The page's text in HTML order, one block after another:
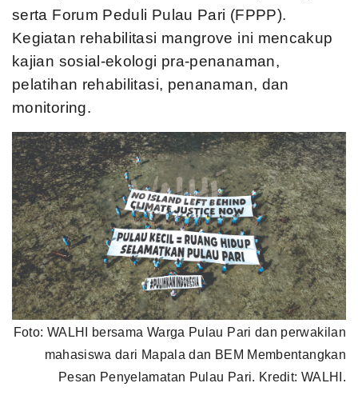
serta Forum Peduli Pulau Pari (FPPP).
Kegiatan rehabilitasi mangrove ini mencakup
kajian sosial-ekologi pra-penanaman,
pelatihan rehabilitasi, penanaman, dan
monitoring.
Foto: WALHI bersama Warga Pulau Pari dan perwakilan
mahasiswa dari Mapala dan BEM Membentangkan
Pesan Penyelamatan Pulau Pari. Kredit: WALHI.